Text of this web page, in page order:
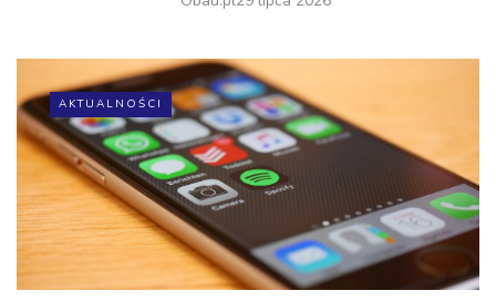
AKTUALNOŚCI